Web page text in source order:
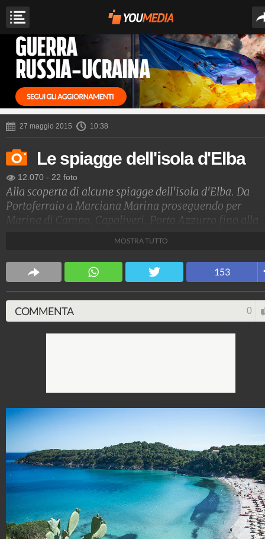
27 maggio 2015 10:38
Le spiagge dell'isola d'Elba
12.070 - 22 foto
Alla scoperta di alcune spiagge dell'isola d'Elba. Da
Portoferraio a Marciana Marina proseguendo per
Marina di Campo, Capoliveri, Porto Azzurro fino alla
Toscana
160.649 1 video-
MOSTRA TUTTO
153
COMMENTA 0